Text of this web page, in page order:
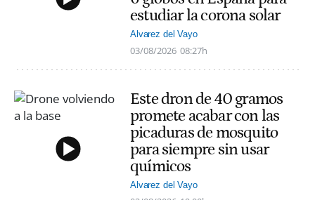
estudiar la corona solar
Alvarez del Vayo
03/08/2026 08:27h
Este dron de 40 gramos
promete acabar con las
picaduras de mosquito
para siempre sin usar
químicos
Alvarez del Vayo